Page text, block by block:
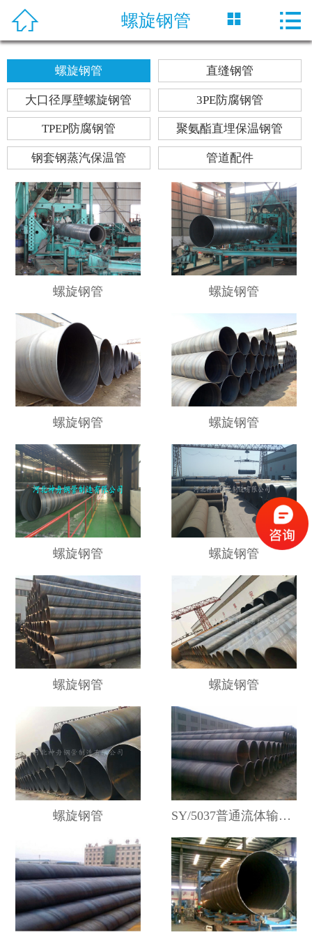
 首页
产品中心
新闻资讯
工程案例
生产工艺
在线留言
联系我们
 螺旋钢管  
螺旋钢管 直缝钢管
大口径厚壁螺旋钢管 3PE防腐钢管
TPEP防腐钢管 聚氨酯直埋保温钢管
钢套钢蒸汽保温管 管道配件
螺旋钢管 螺旋钢管
螺旋钢管 螺旋钢管
螺旋钢管 螺旋钢管
螺旋钢管 螺旋钢管
螺旋钢管 SY/5037普通流体输送螺旋钢管